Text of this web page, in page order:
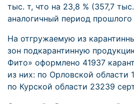
тыс. т, что на 23,8 % (357,7
аналогичный период прошлого
На отгружаемую из
зон подкарантинную
Фито» оформлено 41937
из них: по Орловской области
по Курской области 23239